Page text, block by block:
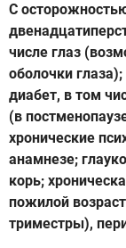
С
числе глаз
оболочки
диабет, в том
(в
хронические
анамнезе;
корь;
пожилой
триместры),